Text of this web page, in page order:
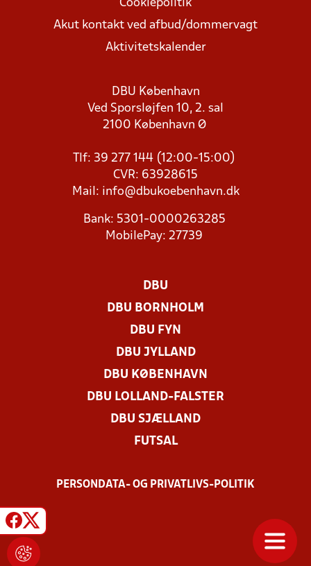
Cookiepolitik
Akut kontakt ved afbud/dommervagt
Aktivitetskalender
DBU København
Ved Sporsløjfen 10, 2. sal
2100 København Ø
Tlf: 39 277 144 (12:00-15:00)
CVR: 63928615
Mail: info@dbukoebenhavn.dk
Bank: 5301-0000263285
MobilePay: 27739
DBU
DBU BORNHOLM
DBU FYN
DBU JYLLAND
DBU KØBENHAVN
DBU LOLLAND-FALSTER
DBU SJÆLLAND
FUTSAL
PERSONDATA- OG PRIVATLIVS-POLITIK